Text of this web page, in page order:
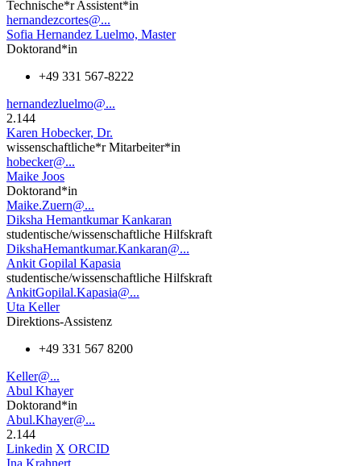
Technische*r Assistent*in
hernandezcortes@...
Sofia Hernandez Luelmo, Master
Doktorand*in
+49 331 567-8222
hernandezluelmo@...
2.144
Karen Hobecker, Dr.
wissenschaftliche*r Mitarbeiter*in
hobecker@...
Maike Joos
Doktorand*in
Maike.Zuern@...
Diksha Hemantkumar Kankaran
studentische/wissenschaftliche Hilfskraft
DikshaHemantkumar.Kankaran@...
Ankit Gopilal Kapasia
studentische/wissenschaftliche Hilfskraft
AnkitGopilal.Kapasia@...
Uta Keller
Direktions-Assistenz
+49 331 567 8200
Keller@...
Abul Khayer
Doktorand*in
Abul.Khayer@...
2.144
Linkedin X ORCID
Ina Krahnert